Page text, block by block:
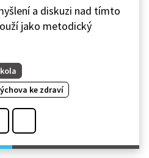
a diskuzi nad tímto
jako metodický
ke zdraví